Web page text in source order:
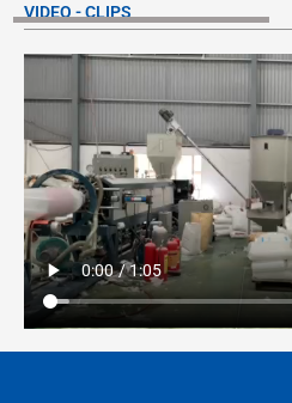
VIDEO - CLIPS